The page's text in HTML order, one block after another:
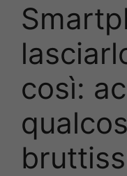
così: